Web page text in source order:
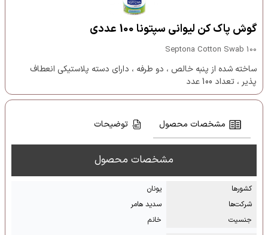
گوش پاک کن لیوانی سپتونا 100 عددی
Septona Cotton Swab 100
ساخته شده از پنبه خالص ، دو طرفه ، دارای دسته‌ پلاستیکی انعطاف
پذیر ، تعداد 100 عدد
مشخصات محصول توضیحات
مشخصات محصول
کشور‌ها
یونان
شرکت‌ها
سدید هامر
جنسیت
خانم